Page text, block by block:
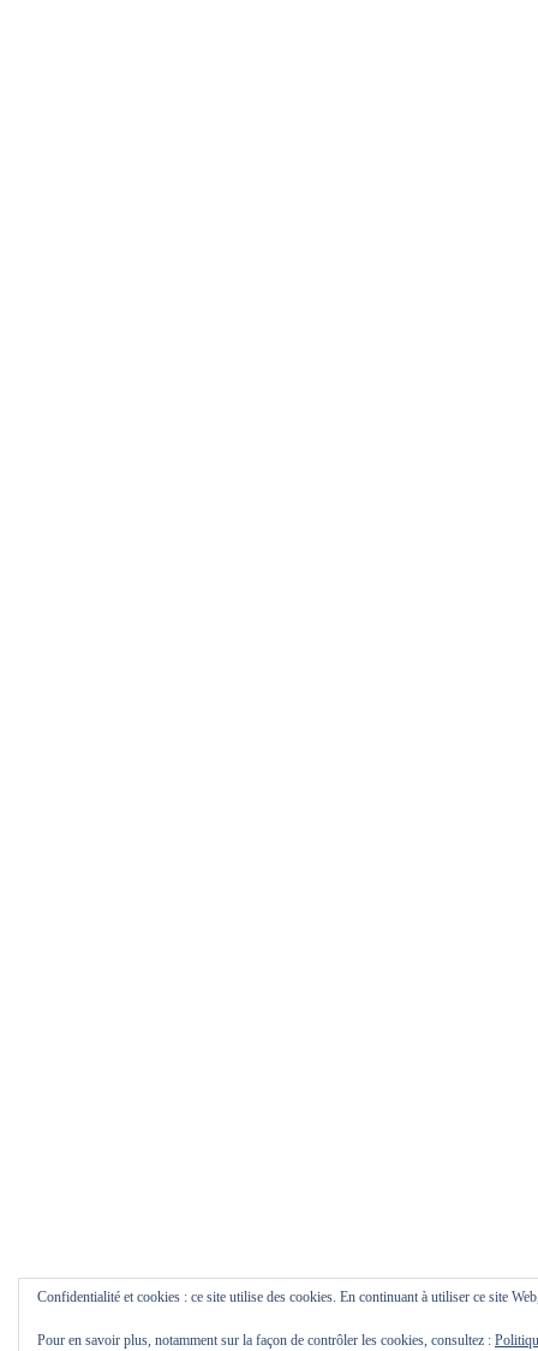
Confidentialité et cookies : ce site utilise des cookies. En continuant à utiliser ce site
Pour en savoir plus, notamment sur la façon de contrôler les cookies, consultez :